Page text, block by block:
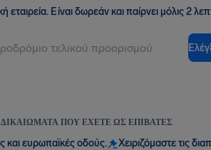
εταιρεία. Είναι δωρεάν και παίρνει μόλις 2
ΠΟΥ ΈΧΕΤΕ ΩΣ ΕΠΙΒΆΤΕΣ
και ευρωπαϊκές οδούς. Χειριζόμαστε τις